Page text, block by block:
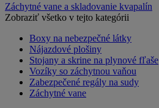
Záchytné vane a skladovanie kvapalín
Zobraziť všetko v tejto kategórii
Boxy na nebezpečné látky
Nájazdové plošiny
Stojany a skrine na plynové fľaše
Vozíky so záchytnou vaňou
Zabezpečené regály na sudy
Záchytné vane